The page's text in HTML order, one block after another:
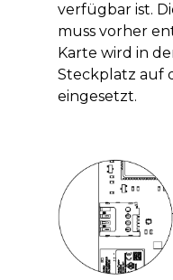
verfügbar ist.
muss vorher
Karte wird in
Steckplatz auf
eingesetzt.